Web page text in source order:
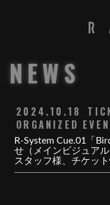
NEWS
2024.10.18
ORGANIZED
R-System Cue.01「
せ（メインビジュア
スタッフ様、チケット